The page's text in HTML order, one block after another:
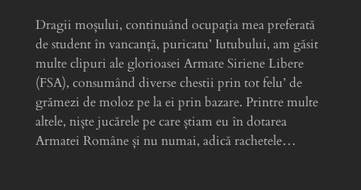
Dragii moșului, continuând ocupația mea preferată
de student în vancanță, puricatu’ Iutubului, am găsit
multe clipuri ale glorioasei Armate Siriene Libere
(FSA), consumând diverse chestii prin tot felu’ de
grămezi de moloz pe la ei prin bazare. Printre multe
altele, niște jucărele pe care știam eu în dotarea
Armatei Române și nu numai, adică rachetele…